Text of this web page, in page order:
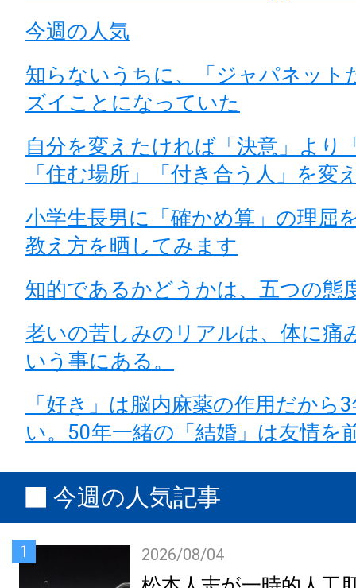
今週の人気
知らないうちに、「ジャパネット
ズイことになっていた
自分を変えたければ「決意」より
「住む場所」「付き合う人」を変
小学生長男に「確かめ算」の理屈
教え方を晒してみます
知的であるかどうかは、五つの態
老いの苦しみのリアルは、体に痛
いう事にある。
「好き」は脳内麻薬の作用だから
い。50年一緒の「結婚」は友情を
今週の人気記事
1 2026/08/04